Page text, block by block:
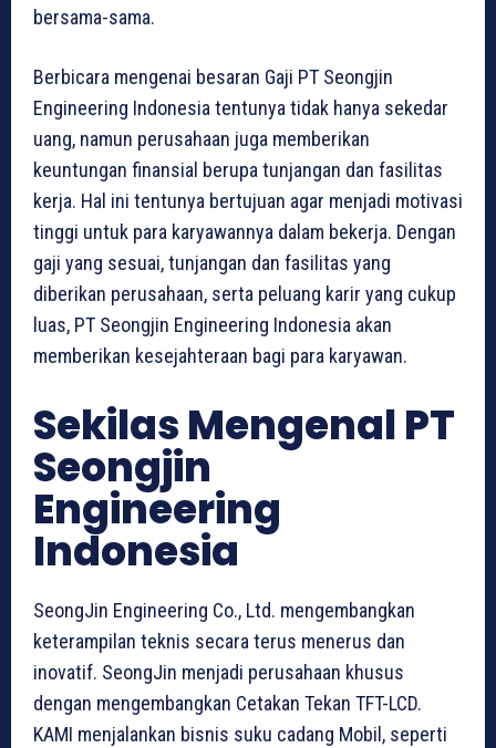
bersama-sama.
Berbicara mengenai besaran Gaji PT Seongjin
Engineering Indonesia tentunya tidak hanya sekedar
uang, namun perusahaan juga memberikan
keuntungan finansial berupa tunjangan dan fasilitas
kerja. Hal ini tentunya bertujuan agar menjadi motivasi
tinggi untuk para karyawannya dalam bekerja. Dengan
gaji yang sesuai, tunjangan dan fasilitas yang
diberikan perusahaan, serta peluang karir yang cukup
luas, PT Seongjin Engineering Indonesia akan
memberikan kesejahteraan bagi para karyawan.
Sekilas Mengenal PT
Seongjin
Engineering
Indonesia
SeongJin Engineering Co., Ltd. mengembangkan
keterampilan teknis secara terus menerus dan
inovatif. SeongJin menjadi perusahaan khusus
dengan mengembangkan Cetakan Tekan TFT-LCD.
KAMI menjalankan bisnis suku cadang Mobil, seperti